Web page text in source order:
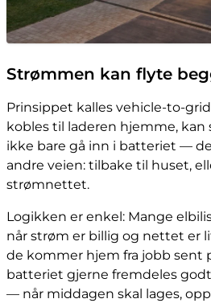
Strømmen kan flyte
Prinsippet kalles vehicle-to-
kobles til laderen hjemme,
ikke bare gå inn i batteriet —
andre veien: tilbake til huset,
strømnettet.
Logikken er enkel: Mange
når strøm er billig og nettet er
de kommer hjem fra jobb sent
batteriet gjerne fremdeles
— når middagen skal lages,